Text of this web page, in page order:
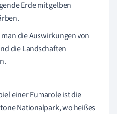
Erde mit gelben
die Auswirkungen von
die Landschaften
einer Fumarole ist die
Nationalpark, wo heißes